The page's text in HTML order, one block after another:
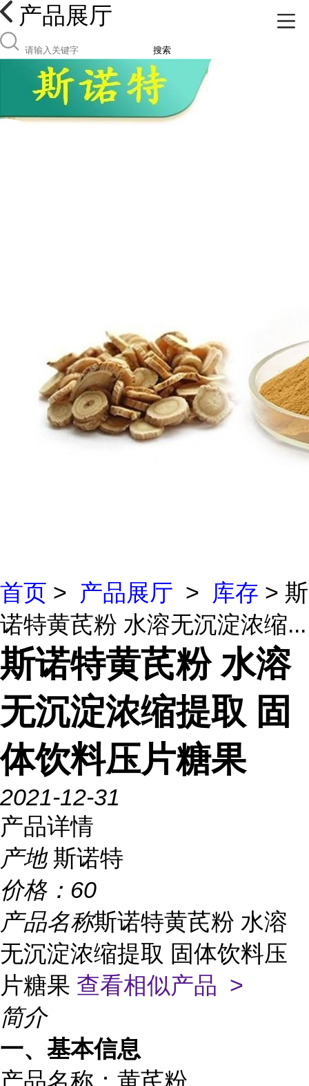
产品展厅
搜索
首页 > 产品展厅 > 库存 > 斯
诺特黄芪粉 水溶无沉淀浓缩...
斯诺特黄芪粉 水溶
无沉淀浓缩提取 固
体饮料压片糖果
2021-12-31
产品详情
产地 斯诺特
价格： 60
产品名称斯诺特黄芪粉 水溶
无沉淀浓缩提取 固体饮料压
片糖果 查看相似产品 >
简介
一、基本信息
产品名称：黄芪粉